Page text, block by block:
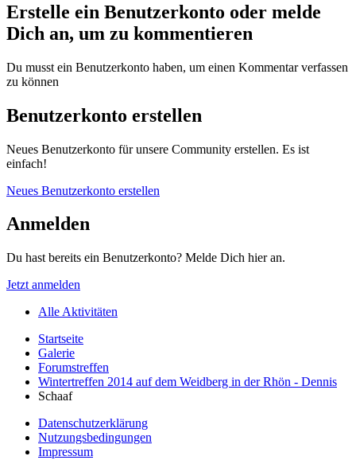
Erstelle ein Benutzerkonto oder melde
Dich an, um zu kommentieren
Du musst ein Benutzerkonto haben, um einen Kommentar verfassen
zu können
Benutzerkonto erstellen
Neues Benutzerkonto für unsere Community erstellen. Es ist
einfach!
Neues Benutzerkonto erstellen
Anmelden
Du hast bereits ein Benutzerkonto? Melde Dich hier an.
Jetzt anmelden
Alle Aktivitäten
Startseite
Galerie
Forumstreffen
Wintertreffen 2014 auf dem Weidberg in der Rhön - Dennis
Schaaf
Datenschutzerklärung
Nutzungsbedingungen
Impressum